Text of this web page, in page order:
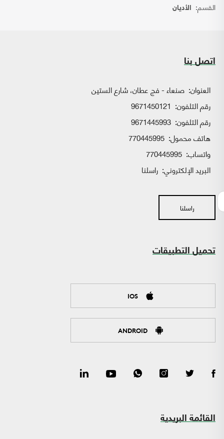
القسم: الأديان
اتصل بنا
العنوان: صنعاء - فج عطان، شارع الستين
رقم التلفون: 9671450121
رقم التلفون: 9671445993
هاتف محمول: 770445995
واتساب:
البريد الإلكتروني: راسلنا
راسلنا
تحميل التطبيقات
IOS
ANDROID
القائمة البريدية